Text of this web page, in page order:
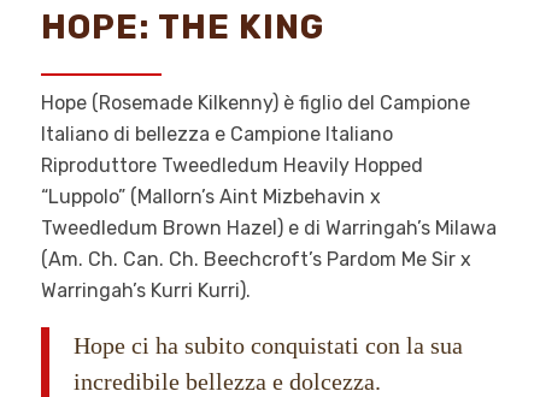
HOPE: THE KING
Hope (Rosemade Kilkenny) è figlio del Campione
Italiano di bellezza e Campione Italiano
Riproduttore Tweedledum Heavily Hopped
“Luppolo” (Mallorn’s Aint Mizbehavin x
Tweedledum Brown Hazel) e di Warringah’s Milawa
(Am. Ch. Can. Ch. Beechcroft’s Pardom Me Sir x
Warringah’s Kurri Kurri).
Hope ci ha subito conquistati con la sua
incredibile bellezza e dolcezza.